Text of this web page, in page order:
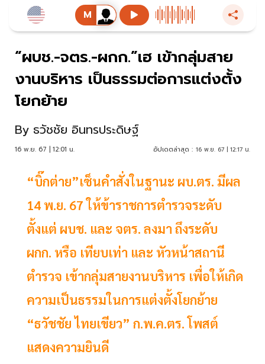
“ผบช.-จตร.-ผกก.”เฮ เข้ากลุ่มสาย
งานบริหาร เป็นธรรมต่อการแต่งตั้ง
โยกย้าย
By ธวัชชัย อินทรประดิษฐ์
16 พ.ย. 67 | 12:01 น. อัปเดตล่าสุด : 16 พ.ย. 67 | 12:17 น.
“บิ๊กต่าย”เซ็นคำสั่งในฐานะ ผบ.ตร. มีผล
14 พ.ย. 67 ให้ข้าราชการตำรวจระดับ
ตั้งแต่ ผบช. และ จตร. ลงมา ถึงระดับ
ผกก. หรือ เทียบเท่า และ หัวหน้าสถานี
ตำรวจ เข้ากลุ่มสายงานบริหาร เพื่อให้เกิด
ความเป็นธรรมในการแต่งตั้งโยกย้าย
“ธวัชชัย ไทยเขียว” ก.พ.ค.ตร. โพสต์
แสดงความยินดี